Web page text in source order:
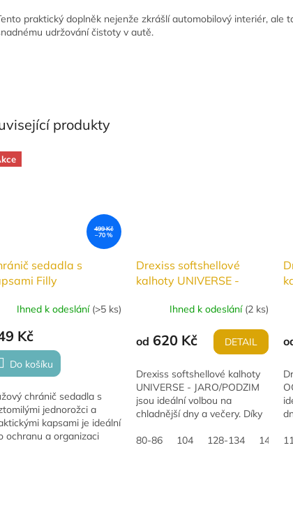
produkty
499 Kč
–70 %
sedadla s
Filly
Ihned k odeslání (>5 ks)
Kč
Do košíku
chránič sedadla s
jednorožci a
kapsami je ideální
ochranu a organizaci
Drexiss softshellové
kalhoty UNIVERSE -
Ihned k odeslání (2 ks)
od 620 Kč DETAIL
Drexiss softshellové kalhoty
UNIVERSE - JARO/PODZIM
jsou ideální volbou na
chladnější dny a večery. Díky
a paropropustnosti 12 000
80-86 104 128-134 140-
praktický doplněk nejenže zkrášlí automobilový interiér, ale
udržování čistoty v autě.